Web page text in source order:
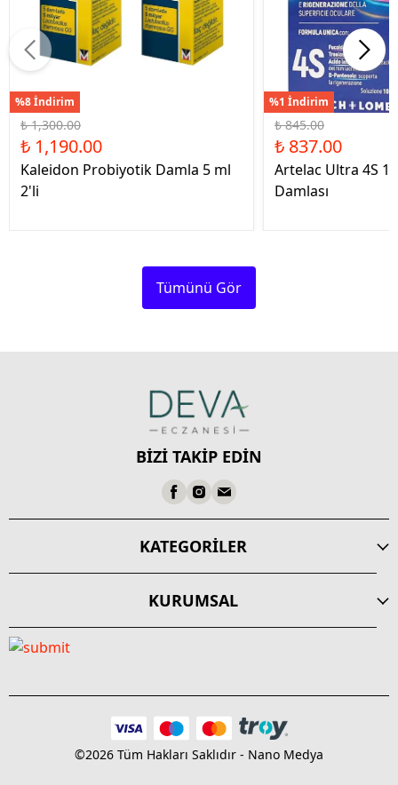
%8 İndirim
₺ 1,300.00
₺ 1,190.00
Kaleidon Probiyotik Damla 5 ml
2'li
%1 İndirim
₺ 845.00
₺ 837.00
Artelac Ultra 4S
Damlası
Tümünü Gör
BİZİ TAKİP EDİN
KATEGORİLER
KURUMSAL
©2026 Tüm Hakları Saklıdır - Nano Medya